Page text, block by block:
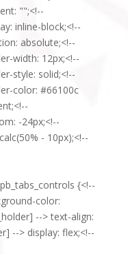
"";<!--
inline-block;<!--
absolute;<!--
width: 12px;<!--
style: solid;<!--
color: #66100c
-24px;<!--
- 10px);<!--
{<!--
color:
--> text-align:
--> display: flex;<!--